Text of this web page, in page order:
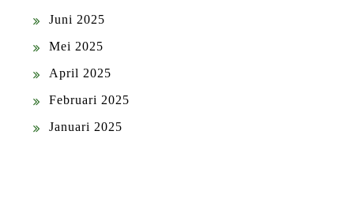
Juni 2025
Mei 2025
April 2025
Februari 2025
Januari 2025